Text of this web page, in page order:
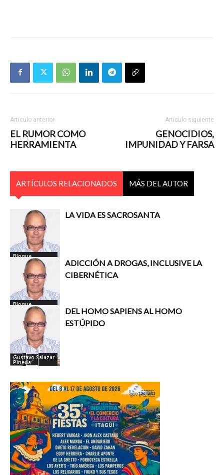
Artículo anterior
EL RUMOR COMO
HERRAMIENTA
Artículo siguiente
GENOCIDIOS,
IMPUNIDAD Y FARSA
ARTÍCULOS RELACIONADOS MÁS DEL AUTOR
Bloque
Columnistas
Inicio
LA VIDA ES SACROSANTA
Bloque
Columnistas
Inicio
ADICCIÓN A DROGAS, INCLUSIVE LA
CIBERNÉTICA
Gustavo Salazar
Pineda
DEL HOMO SAPIENS AL HOMO
ESTÚPIDO